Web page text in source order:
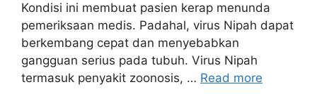
Kondisi ini membuat pasien kerap menunda
pemeriksaan medis. Padahal, virus Nipah dapat
berkembang cepat dan menyebabkan
gangguan serius pada tubuh. Virus Nipah
termasuk penyakit zoonosis, … Read more